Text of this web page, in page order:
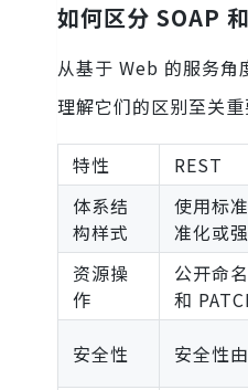
如何区分 SOAP
从基于 Web 的服务角
理解它们的区别至关重
特性 REST
体系结
构样式
使用标
准化或
资源操
作
公开命
和
安全性 安全性